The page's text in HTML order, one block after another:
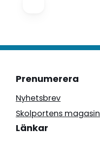
Prenumerera
Nyhetsbrev
Skolportens magasin
Länkar